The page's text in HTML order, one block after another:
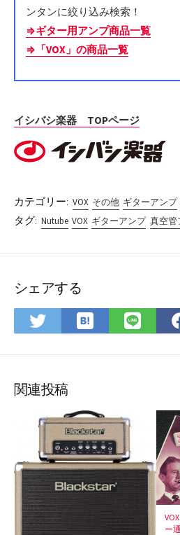
ンタンに絞り込み検索！
⇒ギター用アンプ商品一覧
⇒「VOX」の商品一覧
イシバシ楽器 TOPページ
カテゴリー: VOX その他 ギターアンプ
タグ: Nutube VOX ギターアンプ 真空管
シェアする
Twitter
で
ア
は
て
マ
ー
ク
に
保
存
で
関連投稿
VOX
ー